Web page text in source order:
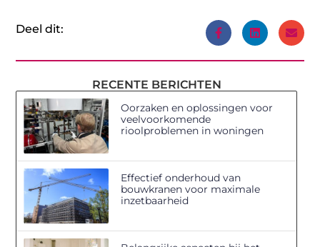
Deel dit:
RECENTE BERICHTEN
Oorzaken en oplossingen voor
veelvoorkomende
rioolproblemen in woningen
Effectief onderhoud van
bouwkranen voor maximale
inzetbaarheid